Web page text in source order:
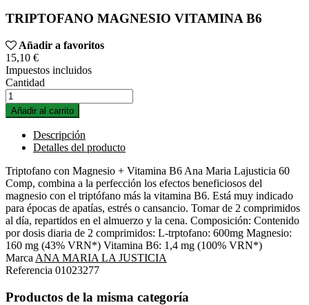
TRIPTOFANO MAGNESIO VITAMINA B6
Añadir a favoritos
15,10 €
Impuestos incluidos
Cantidad
Añadir al carrito
Descripción
Detalles del producto
Triptofano con Magnesio + Vitamina B6 Ana Maria Lajusticia 60
Comp, combina a la perfección los efectos beneficiosos del
magnesio con el triptófano más la vitamina B6. Está muy indicado
para épocas de apatías, estrés o cansancio. Tomar de 2 comprimidos
al día, repartidos en el almuerzo y la cena. Composición: Contenido
por dosis diaria de 2 comprimidos: L-trptofano: 600mg Magnesio:
160 mg (43% VRN*) Vitamina B6: 1,4 mg (100% VRN*)
Marca ANA MARIA LA JUSTICIA
Referencia 01023277
Productos de la misma categoría